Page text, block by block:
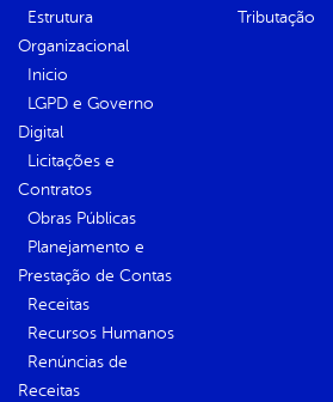
Estrutura
Organizacional
Inicio
LGPD e Governo
Digital
Licitações e
Contratos
Obras Públicas
Planejamento e
Prestação de Contas
Receitas
Recursos Humanos
Renúncias de
Receitas
Tributação